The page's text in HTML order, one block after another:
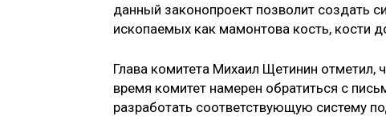
данный законопроект позволит создать
ископаемых как мамонтова кость, кости
Глава комитета Михаил Щетинин
время комитет намерен обратиться с
разработать соответствующую систему